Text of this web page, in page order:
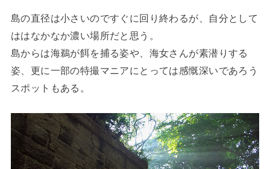
島の直径は小さいのですぐに回り終わるが、自分として
ははなかなか濃い場所だと思う。
島からは海鵜が餌を捕る姿や、海女さんが素潜りする
姿、更に一部の特撮マニアにとっては感慨深いであろう
スポットもある。